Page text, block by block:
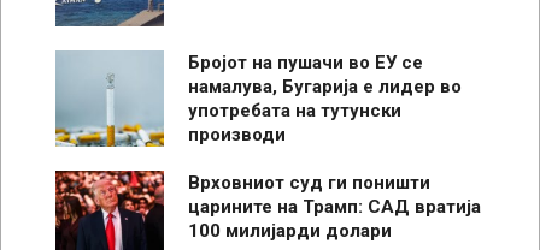
Бројот на пушачи во ЕУ се
намалува, Бугарија е лидер во
употребата на тутунски
производи
Врховниот суд ги поништи
царините на Трамп: САД вратија
100 милијарди долари